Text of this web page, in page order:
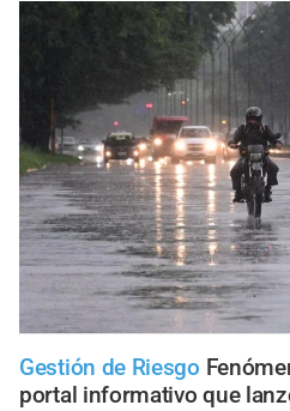
Gestión de Riesgo
portal informativo que